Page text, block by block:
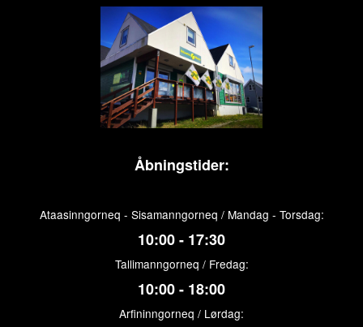
Åbningstider:
Ataasinngorneq - Sisamanngorneq / Mandag - Torsdag:
10:00 - 17:30
Tallimanngorneq / Fredag:
10:00 - 18:00
Arfininngorneq / Lørdag: